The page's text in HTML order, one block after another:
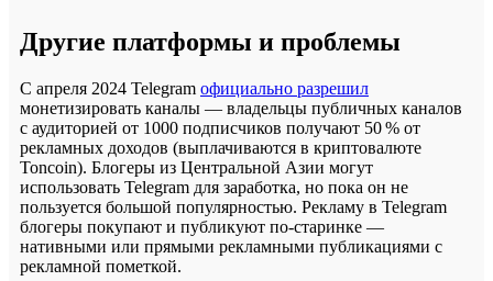
Другие платформы и проблемы
С апреля 2024 Telegram официально разрешил
монетизировать каналы — владельцы публичных каналов
с аудиторией от 1000 подписчиков получают 50 % от
рекламных доходов (выплачиваются в криптовалюте
Toncoin). Блогеры из Центральной Азии могут
использовать Telegram для заработка, но пока он не
пользуется большой популярностью. Рекламу в Telegram
блогеры покупают и публикуют по-старинке —
нативными или прямыми рекламными публикациями с
рекламной пометкой.